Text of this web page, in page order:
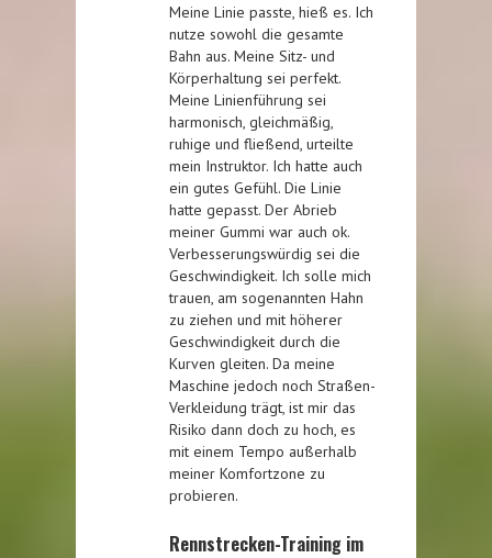
Meine Linie passte, hieß es. Ich
nutze sowohl die gesamte
Bahn aus. Meine Sitz- und
Körperhaltung sei perfekt.
Meine Linienführung sei
harmonisch, gleichmäßig,
ruhige und fließend, urteilte
mein Instruktor. Ich hatte auch
ein gutes Gefühl. Die Linie
hatte gepasst. Der Abrieb
meiner Gummi war auch ok.
Verbesserungswürdig sei die
Geschwindigkeit. Ich solle mich
trauen, am sogenannten Hahn
zu ziehen und mit höherer
Geschwindigkeit durch die
Kurven gleiten. Da meine
Maschine jedoch noch Straßen-
Verkleidung trägt, ist mir das
Risiko dann doch zu hoch, es
mit einem Tempo außerhalb
meiner Komfortzone zu
probieren.
Rennstrecken-Training im